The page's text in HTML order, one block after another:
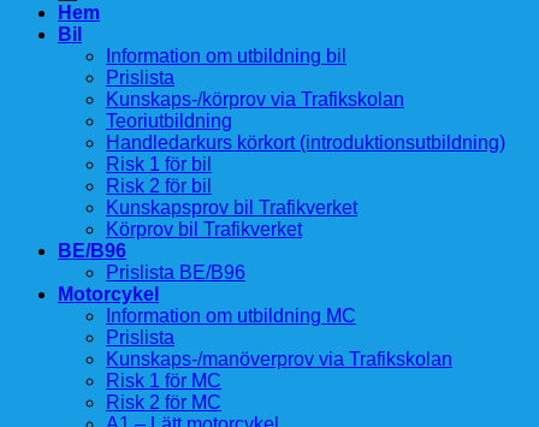
Hem
Bil
Information om utbildning bil
Prislista
Kunskaps-/körprov via Trafikskolan
Teoriutbildning
Handledarkurs körkort (introduktionsutbildning)
Risk 1 för bil
Risk 2 för bil
Kunskapsprov bil Trafikverket
Körprov bil Trafikverket
BE/B96
Prislista BE/B96
Motorcykel
Information om utbildning MC
Prislista
Kunskaps-/manöverprov via Trafikskolan
Risk 1 för MC
Risk 2 för MC